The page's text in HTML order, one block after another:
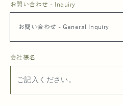
お問い合わせ - Inquiry
会社様名